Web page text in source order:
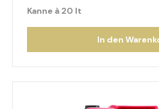
Kanne à 20 lt
In den